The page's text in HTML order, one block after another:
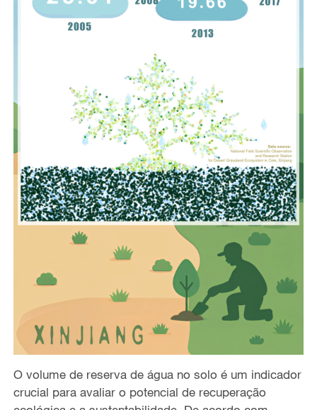
O volume de reserva de água no solo é um indicador
crucial para avaliar o potencial de recuperação